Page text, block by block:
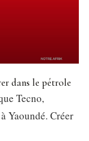
dans le pétrole
Tecno,
Yaoundé. Créer